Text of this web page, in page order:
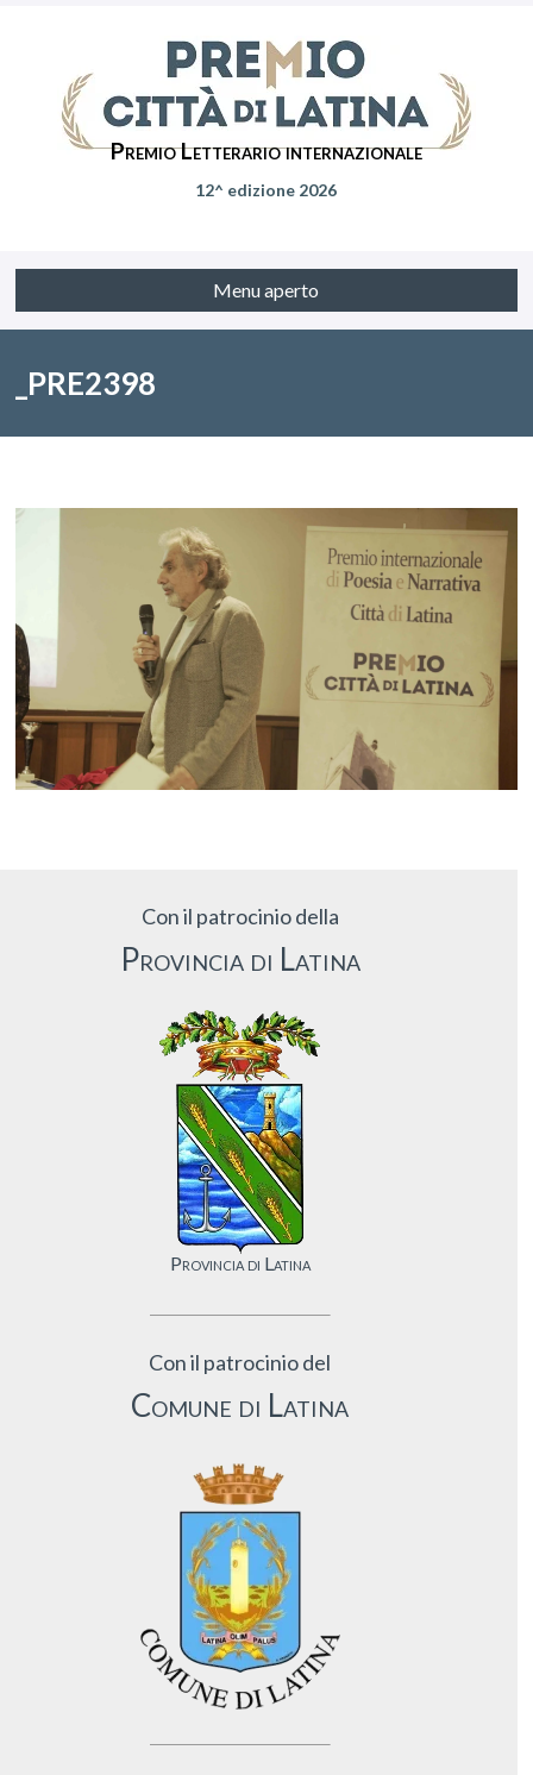
Premio Letterario internazionale
12^ edizione 2026
Menu aperto
_PRE2398
Con il patrocinio della
Provincia di Latina
Provincia di Latina
Con il patrocinio del
Comune di Latina